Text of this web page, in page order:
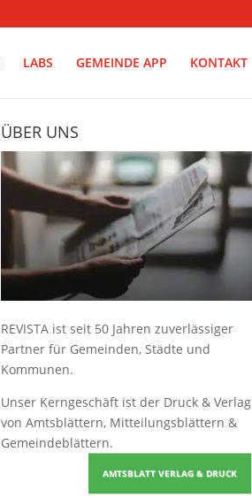
LABS GEMEINDE APP KONTAKT
ÜBER UNS
REVISTA ist seit 50 Jahren zuverlässiger
Partner für Gemeinden, Städte und
Kommunen.
Unser Kerngeschäft ist der Druck & Verlag
von Amtsblättern, Mitteilungsblättern &
Gemeindeblättern.
AMTSBLATT VERLAG & DRUCK